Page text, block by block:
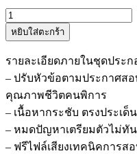
จำนวน
แนว
นัก
พัฒนา
สังคม
ปฏิบัติ
การ
กรม
หยิบใส่ตะกร้า
รายละเอียดภายในชุดประก
– ปรับหัวข้อตามประกาศส
คุณภาพชีวิตคนพิการ
– เนื้อหากระชับ ตรงประเด็น
– หมดปัญหาเตรียมตัวไม่ทั
– ฟรีไฟล์เสียงเทคนิคการ